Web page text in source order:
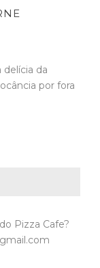
da
por fora
Pizza Cafe?